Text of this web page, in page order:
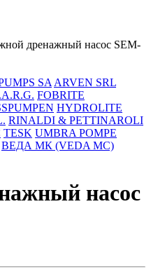
дренажный насос SEM-
SAARVEN SRL
FOBRITE
HYDROLITE
RINALDI & PETTINAROLI
TESK UMBRA POMPE
ВЕДА МК (VEDA MC)
насос